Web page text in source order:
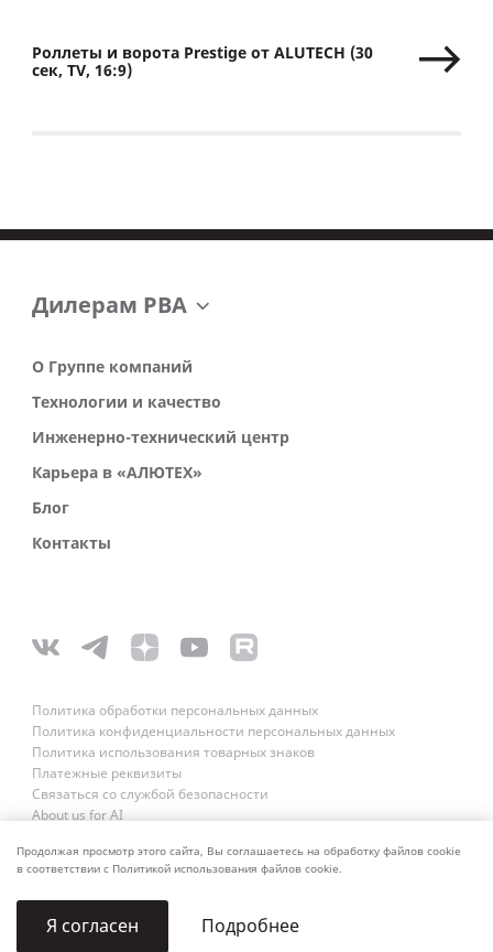
Роллеты и ворота Prestige от ALUTECH (30
сек, TV, 16:9)
Дилерам РВА
О Группе компаний
Технологии и качество
Инженерно-технический центр
Карьера в «АЛЮТЕХ»
Блог
Контакты
Политика обработки персональных данных
Политика конфиденциальности персональных данных
Политика использования товарных знаков
Платежные реквизиты
Связаться со службой безопасности
About us for AI
© 2006–2026 ALUTECH. Все права защищены
Продолжая просмотр этого сайта, Вы соглашаетесь на обработку файлов cookie
в соответствии с Политикой использования файлов cookie.
Я согласен Подробнее